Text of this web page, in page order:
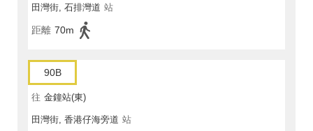
田灣街, 石排灣道 站
距離 70m
90B
往 金鐘站(東)
田灣街, 香港仔海旁道 站